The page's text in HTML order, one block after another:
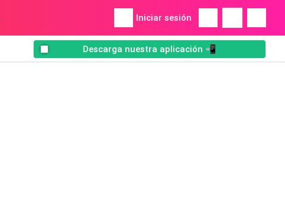
Iniciar sesión
Descarga nuestra aplicación 📲